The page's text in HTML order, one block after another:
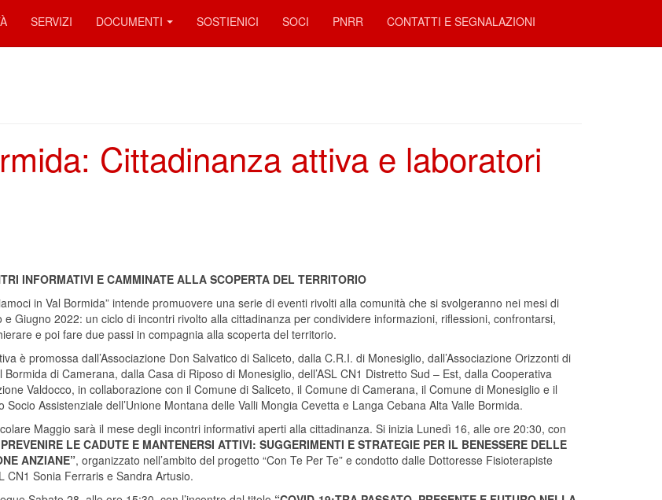
SERVIZI DOCUMENTI SOSTIENICI SOCI PNRR CONTATTI E SEGNALAZIONI
Cittadinanza attiva e laboratori
INFORMATIVI E CAMMINATE ALLA SCOPERTA DEL TERRITORIO
in Val Bormida” intende promuovere una serie di eventi rivolti alla comunità che si svolgeranno nei mesi di
e Giugno 2022: un ciclo di incontri rivolto alla cittadinanza per condividere informazioni, riflessioni, confrontarsi,
e poi fare due passi in compagnia alla scoperta del territorio.
è promossa dall’Associazione Don Salvatico di Saliceto, dalla C.R.I. di Monesiglio, dall’Associazione Orizzonti di
Bormida di Camerana, dalla Casa di Riposo di Monesiglio, dell’ASL CN1 Distretto Sud – Est, dalla Cooperativa
Valdocco, in collaborazione con il Comune di Saliceto, il Comune di Camerana, il Comune di Monesiglio e il
Socio Assistenziale dell’Unione Montana delle Valli Mongia Cevetta e Langa Cebana Alta Valle Bormida.
Maggio sarà il mese degli incontri informativi aperti alla cittadinanza. Si inizia Lunedì 16, alle ore 20:30, con
LE CADUTE E MANTENERSI ATTIVI: SUGGERIMENTI E STRATEGIE PER IL BENESSERE DELLE
ANZIANE”, organizzato nell’ambito del progetto “Con Te Per Te” e condotto dalle Dottoresse Fisioterapiste
CN1 Sonia Ferraris e Sandra Artusio.